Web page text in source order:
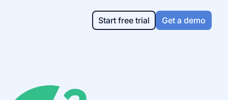
Start free trial Get a demo